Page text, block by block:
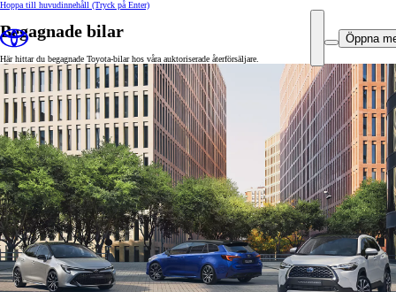
Hoppa till huvudinnehåll (Tryck på Enter)
Öppna
Begagnade bilar
Här hittar du begagnade Toyota-bilar hos våra auktoriserade återförsäljare.